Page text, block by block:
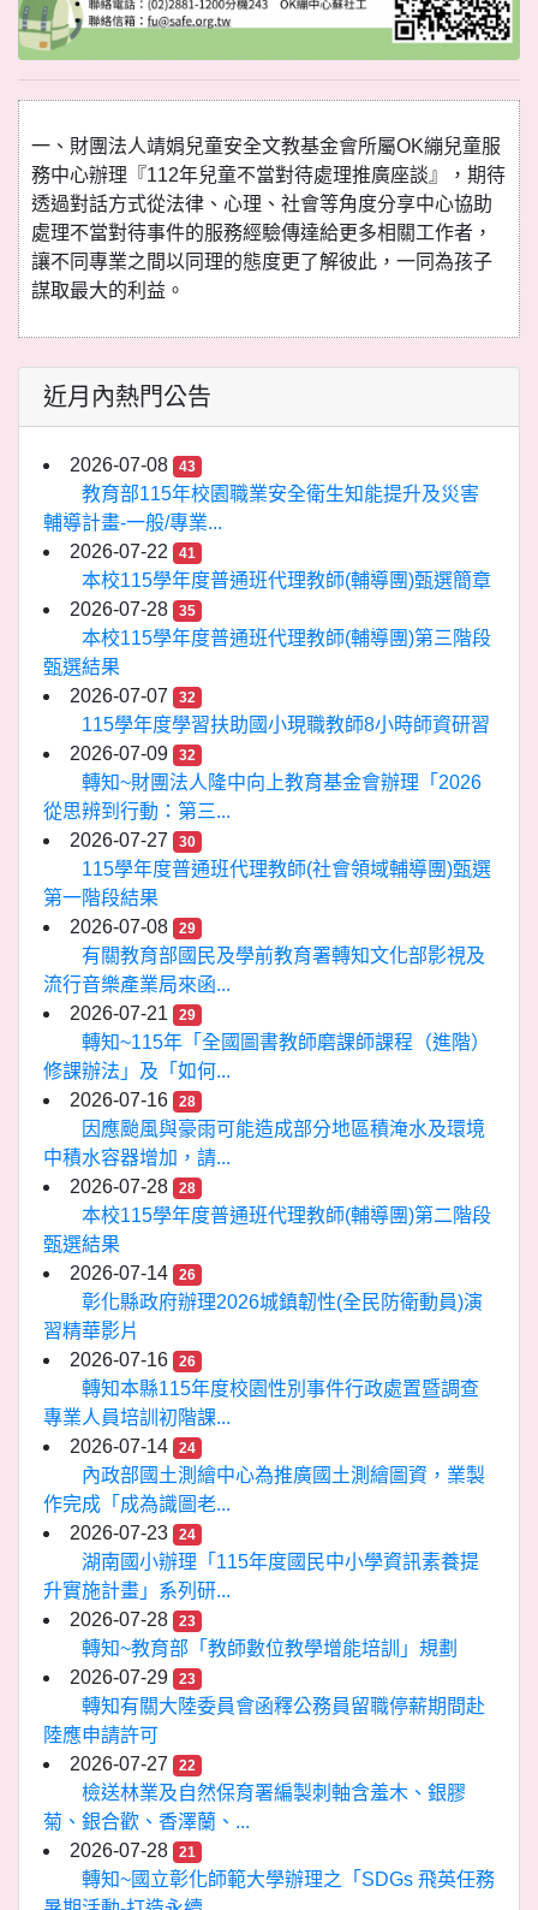
一、財團法人靖娟兒童安全文教基金會所屬OK繃兒童服
務中心辦理『112年兒童不當對待處理推廣座談』，期待
透過對話方式從法律、心理、社會等角度分享中心協助
處理不當對待事件的服務經驗傳達給更多相關工作者，
讓不同專業之間以同理的態度更了解彼此，一同為孩子
謀取最大的利益。
近月內熱門公告
2026-07-08 43
教育部115年校園職業安全衛生知能提升及災害
輔導計畫-一般/專業...
2026-07-22
41
本校115學年度普通班代理教師(輔導團)甄選簡章
2026-07-28
35
本校115學年度普通班代理教師(輔導團)第三階段
甄選結果
2026-07-07
32
115學年度學習扶助國小現職教師8小時師資研習
2026-07-09
32
轉知~財團法人隆中向上教育基金會辦理「2026
從思辨到行動：第三...
2026-07-27
30
115學年度普通班代理教師(社會領域輔導團)甄選
第一階段結果
2026-07-08
29
有關教育部國民及學前教育署轉知文化部影視及
流行音樂產業局來函...
2026-07-21
29
轉知~115年「全國圖書教師磨課師課程（進階）
修課辦法」及「如何...
2026-07-16
28
因應颱風與豪雨可能造成部分地區積淹水及環境
中積水容器增加，請...
2026-07-28
28
本校115學年度普通班代理教師(輔導團)第二階段
甄選結果
2026-07-14
26
彰化縣政府辦理2026城鎮韌性(全民防衛動員)演
習精華影片
2026-07-16
26
轉知本縣115年度校園性別事件行政處置暨調查
專業人員培訓初階課...
2026-07-14
24
內政部國土測繪中心為推廣國土測繪圖資，業製
作完成「成為識圖老...
2026-07-23
24
湖南國小辦理「115年度國民中小學資訊素養提
升實施計畫」系列研...
2026-07-28
23
轉知~教育部「教師數位教學增能培訓」規劃
2026-07-29
23
轉知有關大陸委員會函釋公務員留職停薪期間赴
陸應申請許可
2026-07-27
22
檢送林業及自然保育署編製刺軸含羞木、銀膠
菊、銀合歡、香澤蘭、...
2026-07-28
21
轉知~國立彰化師範大學辦理之「SDGs 飛英任務